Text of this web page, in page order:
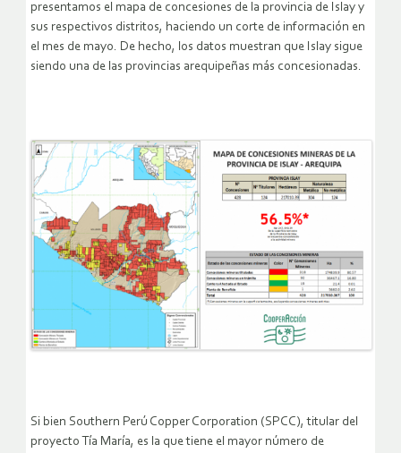
presentamos el mapa de concesiones de la provincia de Islay y
sus respectivos distritos, haciendo un corte de información en
el mes de mayo. De hecho, los datos muestran que Islay sigue
siendo una de las provincias arequipeñas más concesionadas.
Si bien Southern Perú Copper Corporation (SPCC), titular del
proyecto Tía María, es la que tiene el mayor número de